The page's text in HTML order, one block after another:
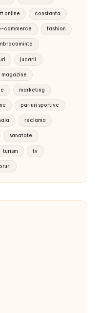
online constanta
commerce fashion
jucarii
magazine
marketing
pariuri sportive
reclama
sanatate
turism tv